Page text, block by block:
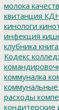
молока
квитанция
кинологи
инфекция
клубника
Кодекс
коммуналка
коммунальные
расходы
кондитерские